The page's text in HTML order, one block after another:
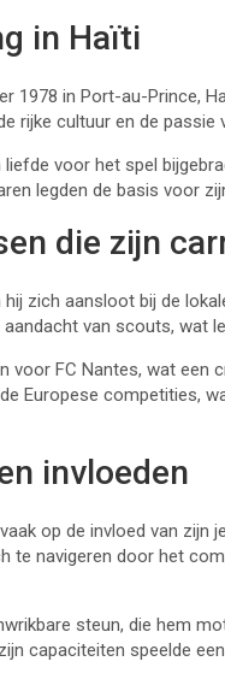
in Haïti
1978 in Port-au-Prince,
rijke cultuur en de
voor het spel
legden de basis voor
die zijn
zich aansloot bij de
van scouts, wat
voor FC Nantes, wat een
Europese competities,
invloeden
op de invloed van zijn
te navigeren door het
steun, die hem
capaciteiten speelde